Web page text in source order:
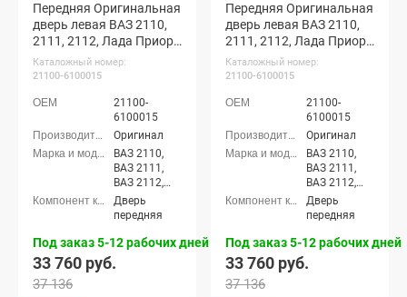
Передняя Оригинальная
дверь левая ВАЗ 2110,
2111, 2112, Лада Приора
(Персей 429)
Каталожный номер:
21100-6100015
21100-
6100015
Оригинал
ВАЗ 2110,
ВАЗ 2111,
ВАЗ 2112,
Лада
Приора
2170), Лада
универсал
Дверь
передняя
Под заказ 5-12 рабочих дней
33 760 руб.
37 136
Передняя Оригинальная
дверь левая ВАЗ 2110,
2111, 2112, Лада Приора
(Пантера 672)
Каталожный номер:
21100-6100015
21100-
6100015
Оригинал
ВАЗ 2110,
ВАЗ 2111,
ВАЗ 2112,
Лада
Приора
2170), Лада
универсал
Дверь
передняя
Под заказ 5-12 рабочих дней
33 760 руб.
37 136